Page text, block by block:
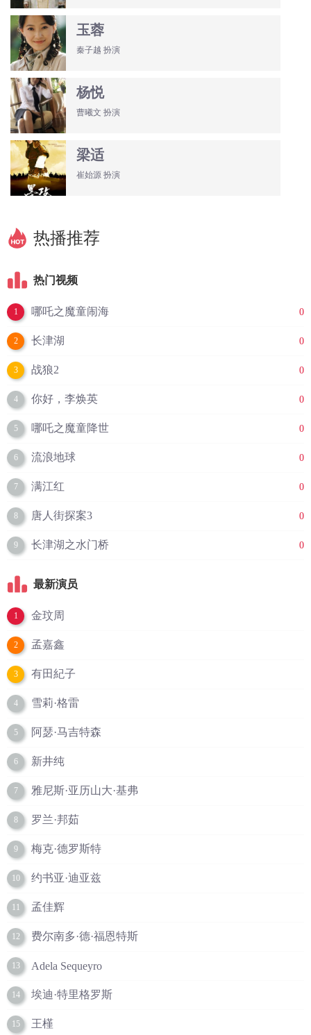
玉蓉
秦子越 扮演
杨悦
曹曦文 扮演
梁适
崔始源 扮演
热播推荐
热门视频
1 哪吒之魔童闹海 0
2 长津湖 0
3 战狼2 0
4 你好，李焕英 0
5 哪吒之魔童降世 0
6 流浪地球 0
7 满江红 0
8 唐人街探案3 0
9 长津湖之水门桥 0
最新演员
1 金玟周
2 孟嘉鑫
3 有田紀子
4 雪莉·格雷
5 阿瑟·马吉特森
6 新井纯
7 雅尼斯·亚历山大·基弗
8 罗兰·邦茹
9 梅克·德罗斯特
10 约书亚·迪亚兹
11 孟佳辉
12 费尔南多·德·福恩特斯
13 Adela Sequeyro
14 埃迪·特里格罗斯
15 王槿